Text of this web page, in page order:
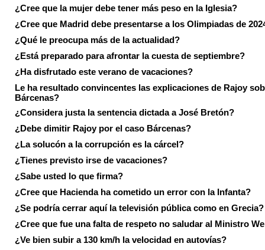
¿Cree que la mujer debe tener más peso en la Iglesia?
¿Cree que Madrid debe presentarse a los Olimpiadas de
¿Qué le preocupa más de la actualidad?
¿Está preparado para afrontar la cuesta de septiembre?
¿Ha disfrutado este verano de vacaciones?
Le ha resultado convincentes las explicaciones de Rajoy
Bárcenas?
¿Considera justa la sentencia dictada a José Bretón?
¿Debe dimitir Rajoy por el caso Bárcenas?
¿La solucón a la corrupción es la cárcel?
¿Tienes previsto irse de vacaciones?
¿Sabe usted lo que firma?
¿Cree que Hacienda ha cometido un error con la Infanta?
¿Se podría cerrar aquí la televisión pública como en Grecia?
¿Cree que fue una falta de respeto no saludar al Ministro
¿Ve bien subir a 130 km/h la velocidad en autovías?